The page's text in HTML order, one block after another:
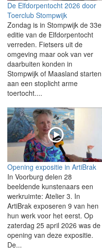
De Elfdorpentocht 2026 door
Toerclub Stompwijk
Zondag is in Stompwijk de 33e
editie van de Elfdorpentocht
verreden. Fietsers uit de
omgeving maar ook van ver
daarbuiten konden in
Stompwijk of Maasland starten
aan een stoplicht arme
toertocht....
Opening expositie in ArtiBrak
In Voorburg delen 28
beeldende kunstenaars een
werkruimte: Atelier 3. In
ArtiBrak exposeren 9 van hen
hun werk voor het eerst. Op
zaterdag 25 april 2026 was de
opening van deze expositie.
De...